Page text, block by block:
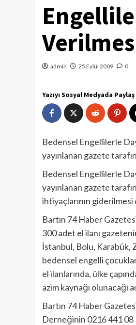
admin 25 Eylül 2009 0
Yazıyı Sosyal Medyada Paylaş
Bedensel Engellilerle
yayınlanan gazete
Bedensel Engellilerle
yayınlanan gazete
ihtiyaçlarının giderilmesi
Bartın 74 Haber
300 adet el ilanı
İstanbul, Bolu, Karabük,
bedensel engelli
el ilanlarında, ülke
azim kaynağı olunacağı
Bartın 74 Haber
Derneğinin 0216 441